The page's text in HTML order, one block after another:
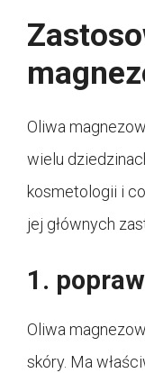
Oliwa
wielu
kosmetologii i
jej głównych
1.
Oliwa
skóry. Ma